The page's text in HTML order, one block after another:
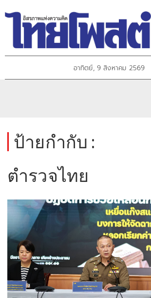
อาทิตย์, 9 สิงหาคม 2569
ป้ายกำกับ :
ตำรวจไทย